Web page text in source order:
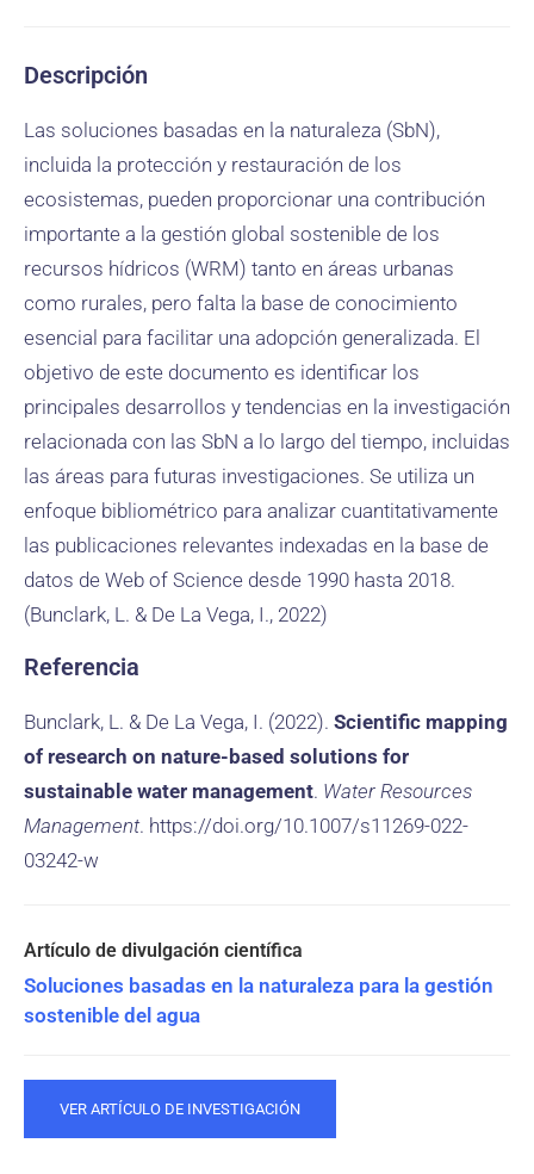
Descripción
Las soluciones basadas en la naturaleza (SbN),
incluida la protección y restauración de los
ecosistemas, pueden proporcionar una contribución
importante a la gestión global sostenible de los
recursos hídricos (WRM) tanto en áreas urbanas
como rurales, pero falta la base de conocimiento
esencial para facilitar una adopción generalizada. El
objetivo de este documento es identificar los
principales desarrollos y tendencias en la investigación
relacionada con las SbN a lo largo del tiempo, incluidas
las áreas para futuras investigaciones. Se utiliza un
enfoque bibliométrico para analizar cuantitativamente
las publicaciones relevantes indexadas en la base de
datos de Web of Science desde 1990 hasta 2018.
(Bunclark, L. & De La Vega, I., 2022)
Referencia
Bunclark, L. & De La Vega, I. (2022). Scientific mapping
of research on nature-based solutions for
sustainable water management. Water Resources
Management. https://doi.org/10.1007/s11269-022-
03242-w
Soluciones basadas en la naturaleza para la gestión
sostenible del agua
VER ARTÍCULO DE INVESTIGACIÓN